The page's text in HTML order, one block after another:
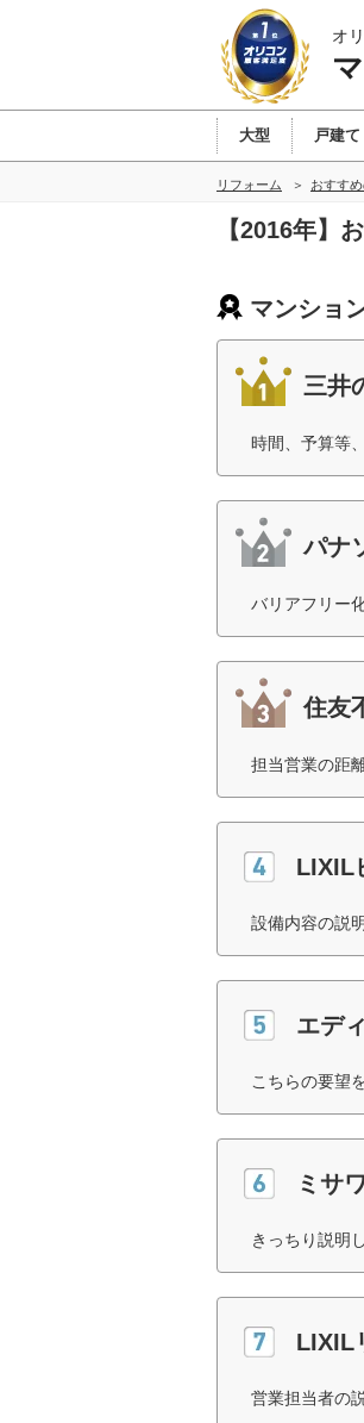
オ
大型 戸建て
リフォーム おすす
【2016年】
マンショ
三井
時間、予算等
パナ
バリアフリー
住友
担当営業の距
LIXIL
設備内容の説
エデ
こちらの要望
ミサ
きっちり説明
LIXIL
営業担当者の